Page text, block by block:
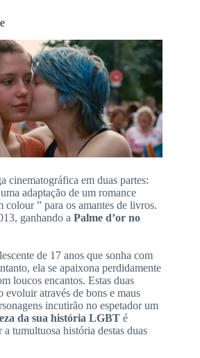
cinematográfica em duas partes:
adaptação de um romance
” para os amantes de livros.
ganhando a Palme d’or no
de 17 anos que sonha com
ela se apaixona perdidamente
loucos encantos. Estas duas
evoluir através de bons e maus
incutirão no espetador um
da sua história LGBT é
a tumultuosa história destas duas